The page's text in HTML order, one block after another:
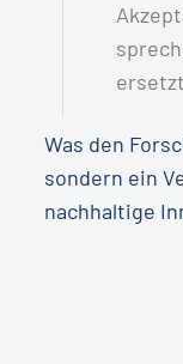
Was den
sondern ein
nachhaltige